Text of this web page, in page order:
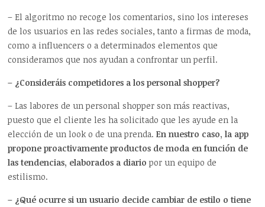
– El algoritmo no recoge los comentarios, sino los intereses
de los usuarios en las redes sociales, tanto a firmas de moda,
como a influencers o a determinados elementos que
consideramos que nos ayudan a confrontar un perfil.
– ¿Consideráis competidores a los personal shopper?
– Las labores de un personal shopper son más reactivas,
puesto que el cliente les ha solicitado que les ayude en la
elección de un look o de una prenda.En nuestro caso, la app
propone proactivamente productos de moda en función de
las tendencias, elaborados a diario por un equipo de
estilismo.
– ¿Qué ocurre si un usuario decide cambiar de estilo o tiene